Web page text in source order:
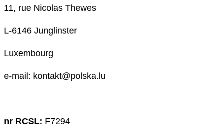
11, rue Nicolas Thewes
L-6146 Junglinster
Luxembourg
e-mail: kontakt@polska.lu
nr RCSL: F7294